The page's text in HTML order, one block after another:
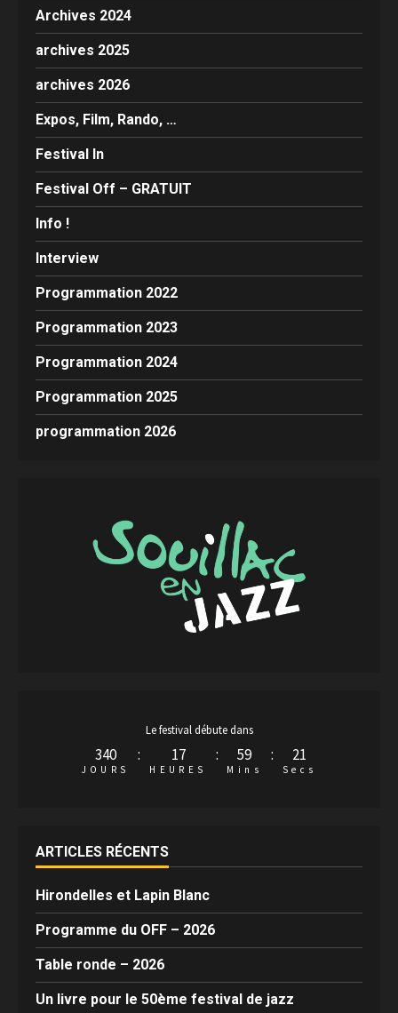
Archives 2024
archives 2025
archives 2026
Expos, Film, Rando, …
Festival In
Festival Off – GRATUIT
Info !
Interview
Programmation 2022
Programmation 2023
Programmation 2024
Programmation 2025
programmation 2026
Le festival débute dans
340
JOURS
: 17
HEURES
: 59
Mins
: 21
Secs
ARTICLES RÉCENTS
Hirondelles et Lapin Blanc
Programme du OFF – 2026
Table ronde – 2026
Un livre pour le 50ème festival de jazz